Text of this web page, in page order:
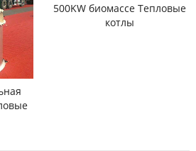
500KW биомассе Тепловые
котлы